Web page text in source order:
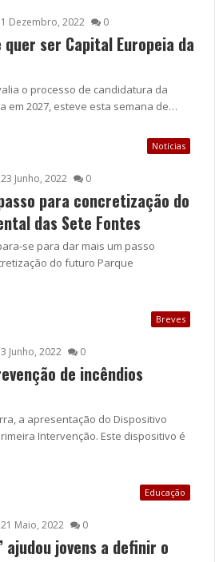
1 Dezembro, 2022 0
ser Capital Europeia da
o processo de candidatura da
em 2027, esteve esta semana de…
Notícias
23 Junho, 2022 0
para concretização do
das Sete Fontes
se para dar mais um passo
do futuro Parque
Breves
3 Junho, 2022 0
de incêndios
a apresentação do Dispositivo
Intervenção. Este dispositivo é
Educação
21 Maio, 2022 0
ajudou jovens a definir o